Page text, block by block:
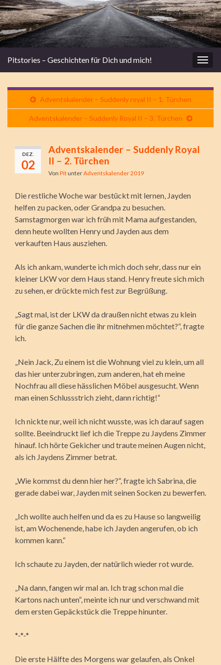
Pitstories – Geschichten für Dich und mich!
Adventskalender – Suddenly royal II – 1. Türchen
Adventskalender – Suddenly Royal II – 3. Türchen
DEZ.
02
Adventskalender – Suddenly Royal
II – 2. Türchen
Von PitunterAdventskalender 2019
Die restliche Woche war bestückt mit lernen, Jayden
helfen zu packen, oder Grandpa zu besuchen.
Samstagmorgen war ich früh mit Mama aufgestanden,
denn heute wollten Henry und Jayden aus dem
verkauften Haus ausziehen.
Als ich ankam, wunderte ich mich doch sehr, dass nur ein
kleiner LKW vor dem Haus stand. Henry freute sich mich
zu sehen, er drückte mich fest zur Begrüßung.
„Sagt mal, ist der LKW da draußen nicht etwas zu klein
für die ganze Sachen die ihr mitnehmen möchtet?“, fragte
ich.
„Nein Jack, Zu einem ist die Wohnung viel zu klein, um all
das hier unterzubringen, zum anderen, hat eh meine
Nochfrau all diese hässlichen Möbel ausgesucht. Wenn
man einen Schlussstrich zieht, dann richtig!“
Ich nickte nur, weil ich nicht wusste, was ich darauf sagen
sollte. Beeindruckt lief ich die Treppe zu Jaydens Zimmer
hinauf. Ich hörte Gekicher und traute meinen Augen nicht,
als ich Jaydens Zimmer betrat.
„Wie kommst du denn hier her?“, fragte ich Sabrina, die
gerade dabei war, Jayden mit seinen Socken zu bewerfen.
„Ich wollte auch helfen und da es zu Hause so langweilig
ist, am Wochenende, habe ich Jayden angerufen, ob ich
kommen kann.“
Ich schaute zu Jayden, der natürlich wieder rot wurde.
„Na dann, fangen wir mal an. Ich trag schon mal die
Kartons nach unten“, meinte ich nur und verschwand mit
dem ersten Gepäckstück die Treppe hinunter.
*-*-*
Die erste Hälfte des Morgens war gelaufen, als Onkel